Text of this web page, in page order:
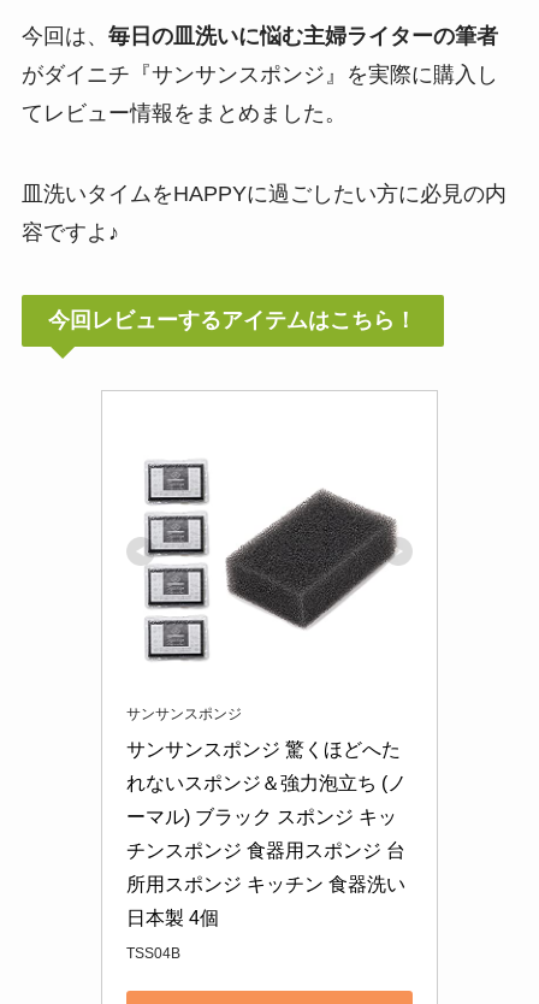
今回は、 毎日の皿洗いに悩む主婦ライターの筆者
がダイニチ『サンサンスポンジ』を実際に購入し
てレビュー情報をまとめました。
皿洗いタイムをHAPPYに過ごしたい方に必見の内
容ですよ♪
今回レビューするアイテムはこちら！
サンサンスポンジ
サンサンスポンジ 驚くほどへた
れないスポンジ＆強力泡立ち (ノ
ーマル) ブラック スポンジ キッ
チンスポンジ 食器用スポンジ 台
所用スポンジ キッチン 食器洗い
日本製 4個
TSS04B